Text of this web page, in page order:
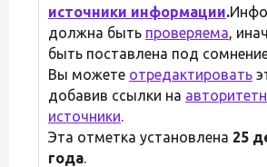
источники информации.
должна быть проверяема,
быть поставлена под
Вы можете отредактировать
добавив ссылки на
источники.
Эта отметка установлена 25
года.